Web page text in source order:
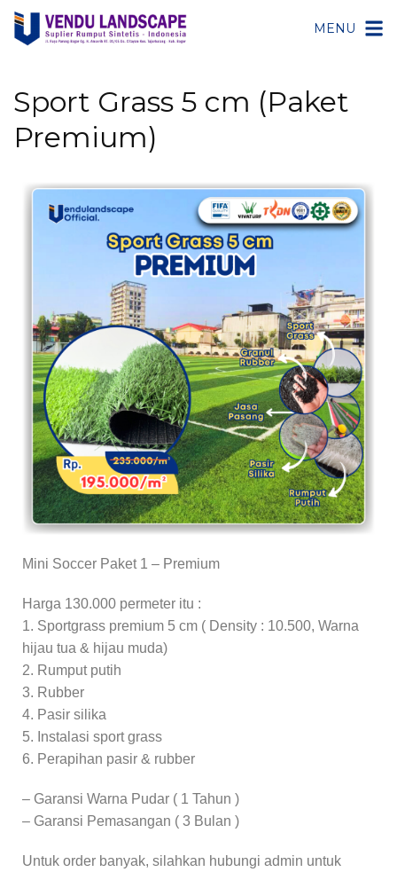
MENU
Sport Grass 5 cm (Paket
Premium)
Mini Soccer Paket 1 – Premium
Harga 130.000 permeter itu :
1. Sportgrass premium 5 cm ( Density : 10.500, Warna
hijau tua & hijau muda)
2. Rumput putih
3. Rubber
4. Pasir silika
5. Instalasi sport grass
6. Perapihan pasir & rubber
– Garansi Warna Pudar ( 1 Tahun )
– Garansi Pemasangan ( 3 Bulan )
Untuk order banyak, silahkan hubungi admin untuk